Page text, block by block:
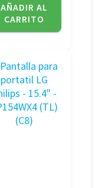
AÑADIR AL
CARRITO